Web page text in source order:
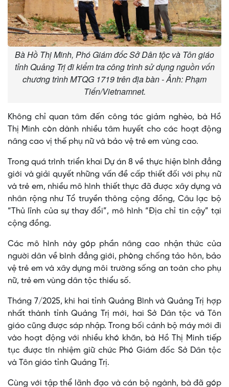
Bà Hồ Thị Minh, Phó Giám đốc Sở Dân tộc và Tôn giáo
tỉnh Quảng Trị đi kiểm tra công trình sử dụng nguồn vốn
chương trình MTQG 1719 trên địa bàn - Ảnh: Phạm
Tiến/Vietnamnet.
Không chỉ quan tâm đến công tác giảm nghèo, bà Hồ
Thị Minh còn dành nhiều tâm huyết cho các hoạt động
nâng cao vị thế phụ nữ và bảo vệ trẻ em vùng cao.
Trong quá trình triển khai Dự án 8 về thực hiện bình đẳng
giới và giải quyết những vấn đề cấp thiết đối với phụ nữ
và trẻ em, nhiều mô hình thiết thực đã được xây dựng và
nhân rộng như Tổ truyền thông cộng đồng, Câu lạc bộ
“Thủ lĩnh của sự thay đổi”, mô hình “Địa chỉ tin cậy” tại
cộng đồng.
Các mô hình này góp phần nâng cao nhận thức của
người dân về bình đẳng giới, phòng chống tảo hôn, bảo
vệ trẻ em và xây dựng môi trường sống an toàn cho phụ
nữ, trẻ em vùng dân tộc thiểu số.
Tháng 7/2025, khi hai tỉnh Quảng Bình và Quảng Trị hợp
nhất thành tỉnh Quảng Trị mới, hai Sở Dân tộc và Tôn
giáo cũng được sáp nhập. Trong bối cảnh bộ máy mới đi
vào hoạt động với nhiều khó khăn, bà Hồ Thị Minh tiếp
tục được tín nhiệm giữ chức Phó Giám đốc Sở Dân tộc
và Tôn giáo tỉnh Quảng Trị.
Cùng với tập thể lãnh đạo và cán bộ ngành, bà đã góp